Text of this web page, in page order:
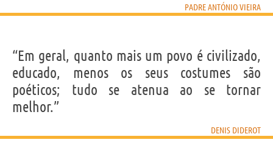
PADRE ANTÓNIO VIEIRA
“Em geral, quanto mais um povo é civilizado,
educado, menos os seus costumes são
poéticos; tudo se atenua ao se tornar
melhor.”
DENIS DIDEROT